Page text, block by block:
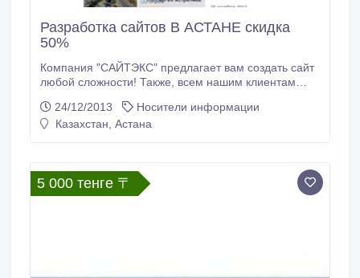
Разработка сайтов В АСТАНЕ скидка
50%
Компания "САЙТЭКС" предлагает вам создать сайт
любой сложности! Также, всем нашим клиентам
сайтов». Ведь сегодня продвижение сайтов, а также
их дальнейшая поддержка – это первая
является командой опытных профессионалов,
которые знают всё о рекламе и поисковых
системах.
24/12/2013
Носители информации
Казахстан, Астана
5 000 тенге 〒